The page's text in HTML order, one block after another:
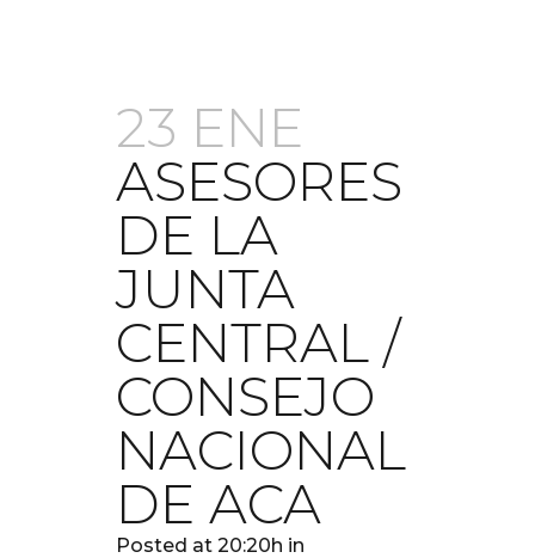
23 ENE
ASESORES
DE LA
JUNTA
CENTRAL /
CONSEJO
NACIONAL
DE ACA
Posted at 20:20h in